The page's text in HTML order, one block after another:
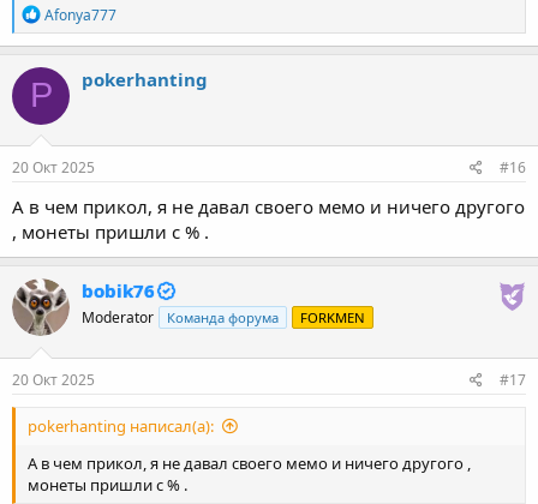
Р
е
а
к
ц
и
:
Afonya777
P pokerhanting
20 Окт 2025 #16
А в чем прикол, я не давал своего мемо и ничего другого
, монеты пришли с % .
bobik76
Moderator Команда форума FORKMEN
20 Окт 2025 #17
pokerhanting написал(а):
А в чем прикол, я не давал своего мемо и ничего другого ,
монеты пришли с % .